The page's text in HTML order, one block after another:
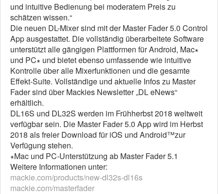
und intuitive Bedienung bei moderatem Preis zu
schätzen wissen.“
Die neuen DL-Mixer sind mit der Master Fader 5.0 Control
App ausgestattet. Die vollständig überarbeitete Software
unterstützt alle gängigen Plattformen für Android, Mac∗
und PC∗ und bietet ebenso umfassende wie intuitive
Kontrolle über alle Mixerfunktionen und die gesamte
Effekt-Suite. Vollständige und aktuelle Infos zu Master
Fader sind über Mackies Newsletter „DL eNews“
erhältlich.
DL16S und DL32S werden im Frühherbst 2018 weltweit
verfügbar sein. Die Master Fader 5.0 App wird im Herbst
2018 als freier Download für iOS und Android™zur
Verfügung stehen.
∗Mac und PC-Unterstützung ab Master Fader 5.1
Weitere Informationen unter:
mackie.com/products/new-dl32s-dl16s
mackie.com/masterfader